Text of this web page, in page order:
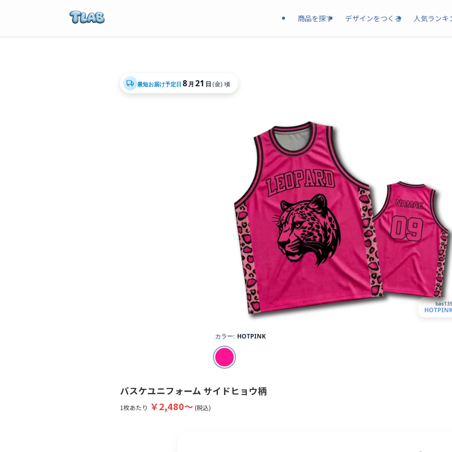
商品を探す デザインをつくる 人気ランキ
最短お届け予定日 8月 21 日(金) 頃
カラー: HOTPINK
バスケユニフォーム サイドヒョウ柄
1枚あたり ￥2,480〜 (税込)